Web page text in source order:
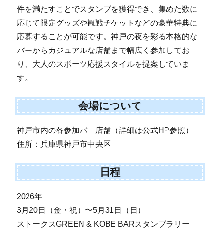
件を満たすことでスタンプを獲得でき、集めた数に
応じて限定グッズや観戦チケットなどの豪華特典に
応募することが可能です。神戸の夜を彩る本格的な
バーからカジュアルな店舗まで幅広く参加してお
り、大人のスポーツ応援スタイルを提案していま
す。
会場について
神戸市内の各参加バー店舗（詳細は公式HP参照）
住所：兵庫県神戸市中央区
日程
2026年
3月20日（金・祝）〜5月31日（日）
ストークスGREEN & KOBE BARスタンプラリー